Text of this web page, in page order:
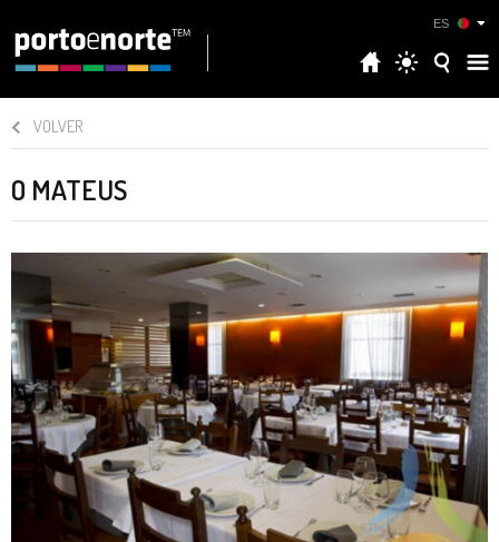
ES
VOLVER
O MATEUS